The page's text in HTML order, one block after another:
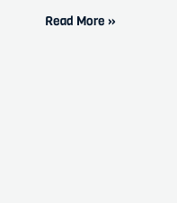
Read More »